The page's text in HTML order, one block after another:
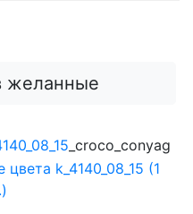
желанные
_croco_conyag
цвета k_4140_08_15 (1